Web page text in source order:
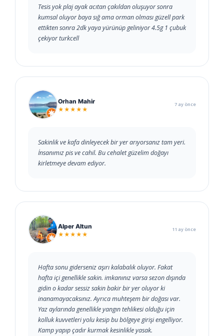
Tesis yok plaj ayak acıtan çakıldan oluşuyor sonra
kumsal oluyor baya sığ ama orman olması güzell park
ettikten sonra 2dk yaya yürünüp geliniyor 4.5g 1 çubuk
çekiyor turkcell
Orhan Mahir
★★★★★
7 ay önce
Sakinlik ve kafa dinleyecek bir yer arıyorsanız tam yeri.
İnsanımız pis ve cahil. Bu cehalet güzelim doğayı
kirletmeye devam ediyor.
Alper Altun
★★★★★
11 ay önce
Hafta sonu giderseniz aşırı kalabalık oluyor. Fakat
hafta içi genellikle sakin. imkanınız varsa sezon dışında
gidin o kadar sessiz sakin bakir bir yer oluyor ki
inanamayacaksınız. Ayrıca muhteşem bir doğası var.
Yaz aylarında genellikle yangın tehlikesi olduğu için
kolluk kuvvetleri yolu kesip bu bölgeye girişi engelliyor.
Kamp yapıp çadır kurmak kesinlikle yasak.